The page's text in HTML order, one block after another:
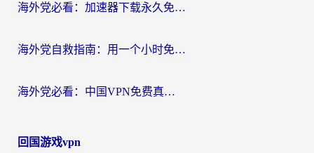
海外党必看：加速器下载永久免费版真的存在吗？教你无缝访问国内资源的正确姿势
海外党自救指南：用一个小时免费加速器，轻松打破国内资源访问壁垒？
海外党必看：中国VPN免费真的靠谱吗？手把手教你选对回国加速器
回国游戏vpn